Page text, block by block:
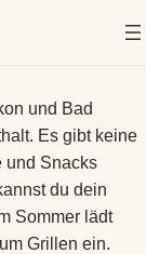
und Bad
Es gibt keine
und Snacks
du dein
Sommer lädt
Grillen ein.